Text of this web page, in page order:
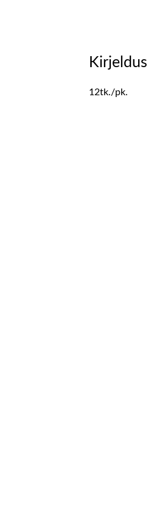
Kirjeldus
12tk./pk.